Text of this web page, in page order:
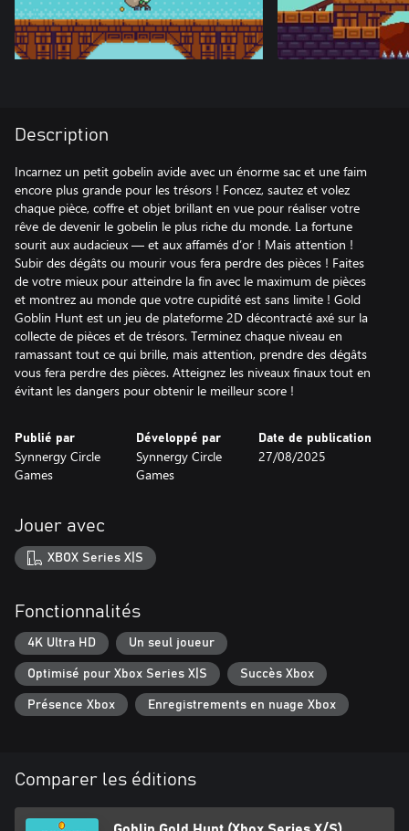
Description
Incarnez un petit gobelin avide avec un énorme sac et une faim
encore plus grande pour les trésors ! Foncez, sautez et volez
chaque pièce, coffre et objet brillant en vue pour réaliser votre
rêve de devenir le gobelin le plus riche du monde. La fortune
sourit aux audacieux — et aux affamés d’or ! Mais attention !
Subir des dégâts ou mourir vous fera perdre des pièces ! Faites
de votre mieux pour atteindre la fin avec le maximum de pièces
et montrez au monde que votre cupidité est sans limite ! Gold
Goblin Hunt est un jeu de plateforme 2D décontracté axé sur la
collecte de pièces et de trésors. Terminez chaque niveau en
ramassant tout ce qui brille, mais attention, prendre des dégâts
vous fera perdre des pièces. Atteignez les niveaux finaux tout en
évitant les dangers pour obtenir le meilleur score !
Publié par
Synnergy Circle
Games
Développé par
Synnergy Circle
Games
Date de publication
27/08/2025
Jouer avec
XBOX Series X|S
Fonctionnalités
4K Ultra HD Un seul joueur
Optimisé pour Xbox Series X|S Succès Xbox
Présence Xbox Enregistrements en nuage Xbox
Comparer les éditions